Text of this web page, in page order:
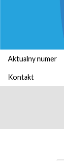
Aktualny numer
Kontakt